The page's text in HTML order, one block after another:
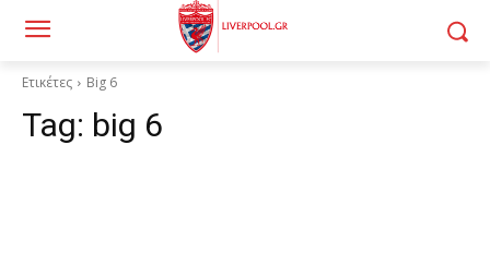
Ετικέτες Big 6
Tag: big 6